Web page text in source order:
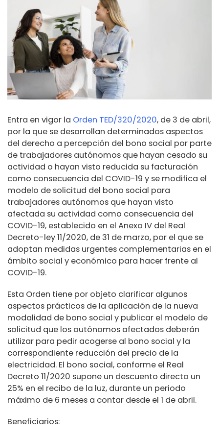
Entra en vigor la Orden TED/320/2020, de 3 de abril,
por la que se desarrollan determinados aspectos
del derecho a percepción del bono social por parte
de trabajadores autónomos que hayan cesado su
actividad o hayan visto reducida su facturación
como consecuencia del COVID-19 y se modifica el
modelo de solicitud del bono social para
trabajadores autónomos que hayan visto
afectada su actividad como consecuencia del
COVID-19, establecido en el Anexo IV del Real
Decreto-ley 11/2020, de 31 de marzo, por el que se
adoptan medidas urgentes complementarias en el
ámbito social y económico para hacer frente al
COVID-19.
Esta Orden tiene por objeto clarificar algunos
aspectos prácticos de la aplicación de la nueva
modalidad de bono social y publicar el modelo de
solicitud que los autónomos afectados deberán
utilizar para pedir acogerse al bono social y la
correspondiente reducción del precio de la
electricidad. El bono social, conforme el Real
Decreto 11/2020 supone un descuento directo un
25% en el recibo de la luz, durante un periodo
máximo de 6 meses a contar desde el 1 de abril.
Beneficiarios: